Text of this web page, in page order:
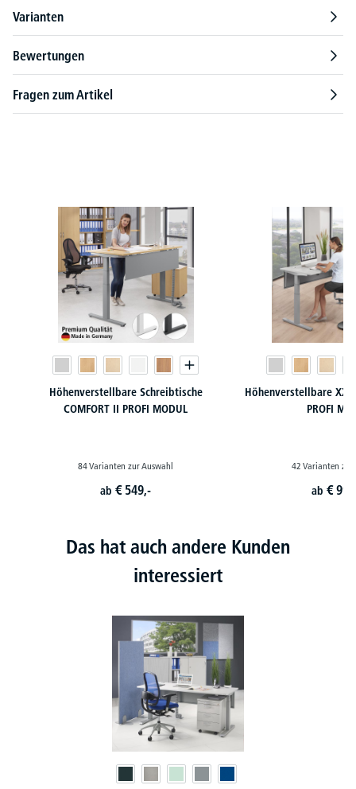
Varianten
Bewertungen
Fragen zum Artikel
Höhenverstellbare Schreibtische
COMFORT II PROFI MODUL
84 Varianten zur Auswahl
ab€ 549,-
Höhenverstellbare
PROFI
42 Varianten zur
ab €
Das hat auch andere Kunden
interessiert